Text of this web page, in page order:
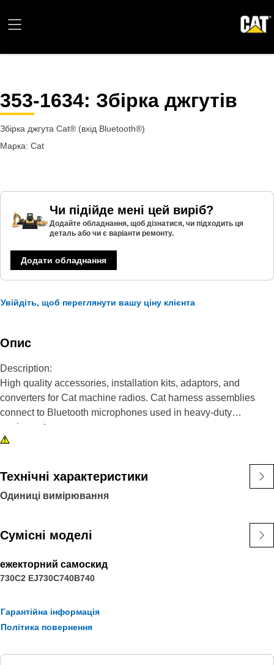
353-1634: Збірка джгутів
Збірка джгута Cat® (вхід Bluetooth®)
Марка: Cat
Чи підійде мені цей виріб?
Додайте обладнання, щоб дізнатися, чи підходить ця
деталь або чи є варіанти ремонту.
Додати обладнання
Увійдіть, щоб переглянути вашу ціну клієнта
Опис
Description:
High quality accessories, installation kits, adaptors, and
converters for Cat machine radios. Cat harness assemblies
connect to Bluetooth microphones used in heavy-duty
equipment.
• 4-pin connector
• 8-pin connector
Cat harness assemblies are used in the electrical system of
heavy-duty equipment. Consult your owner's manual or contact
your dealer for more information.
Технічні характеристики
Одиниці вимірювання
Сумісні моделі
ежекторний самоскид
730C2 EJ730C740B740
Гарантійна інформація
Політика повернення